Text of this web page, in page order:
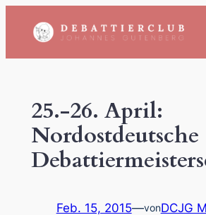
Inhalt
25.-26. April:
Nordostdeutsche
Feb. 15, 2015—vonDCJG